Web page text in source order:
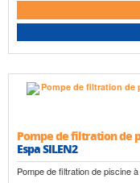
Pompe de filtration de
Espa SILEN2
Pompe de filtration de piscine